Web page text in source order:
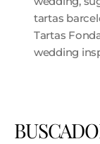
tartas
Tartas
wedding